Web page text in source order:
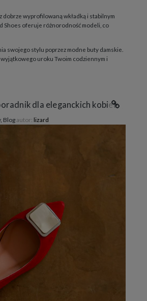
wyprofilowaną wkładką i stabilnym
Shoes oferuje różnorodność modeli, co
swojego stylu poprzez modne buty damskie.
uroku Twoim codziennym i
dla eleganckich kobiet
, Blogautor: lizard